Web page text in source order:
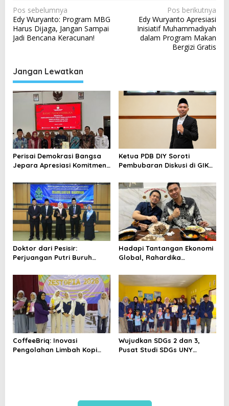
N
a
v
g
a
s
p
o
s
Pos sebelumnya
Edy Wuryanto: Program MBG
Harus Dijaga, Jangan Sampai
Jadi Bencana Keracunan!
Pos berikutnya
Edy Wuryanto Apresiasi
Inisiatif Muhammadiyah
dalam Program Makan
Bergizi Gratis
Jangan Lewatkan
Perisai Demokrasi Bangsa
Jepara Apresiasi Komitmen
Data Pemilih Berkelanjutan
Ketua PDB DIY Soroti
Pembubaran Diskusi di GIK
Ruang Dialog
Doktor dari Pesisir:
Perjuangan Putri Buruh
UIN Walisongo
Hadapi Tantangan Ekonomi
Global, Rahardika
Pemimpin Pengusaha Muda
Harus Mampu Merangkul
dan Berkolaborasi
CoffeeBriq: Inovasi
Pengolahan Limbah Kopi
Wujudkan SDGs 2 dan 3,
Pusat Studi SDGs UNY